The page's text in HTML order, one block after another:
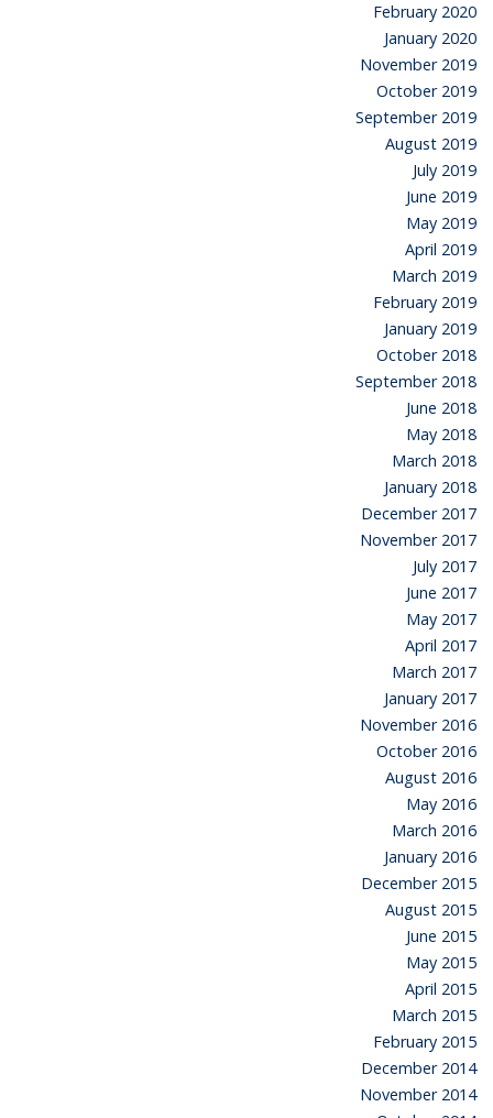
February 2020
January 2020
November 2019
October 2019
September 2019
August 2019
July 2019
June 2019
May 2019
April 2019
March 2019
February 2019
January 2019
October 2018
September 2018
June 2018
May 2018
March 2018
January 2018
December 2017
November 2017
July 2017
June 2017
May 2017
April 2017
March 2017
January 2017
November 2016
October 2016
August 2016
May 2016
March 2016
January 2016
December 2015
August 2015
June 2015
May 2015
April 2015
March 2015
February 2015
December 2014
November 2014